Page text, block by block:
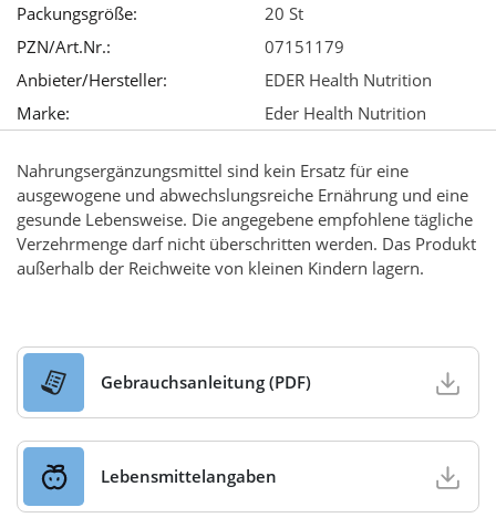
Packungsgröße:
20 St
PZN/Art.Nr.:
07151179
Anbieter/Hersteller:
EDER Health Nutrition
Marke:
Eder Health Nutrition
Nahrungsergänzungsmittel sind kein Ersatz für eine
ausgewogene und abwechslungsreiche Ernährung und eine
gesunde Lebensweise. Die angegebene empfohlene tägliche
Verzehrmenge darf nicht überschritten werden. Das Produkt
außerhalb der Reichweite von kleinen Kindern lagern.
Gebrauchsanleitung (PDF)
Lebensmittelangaben